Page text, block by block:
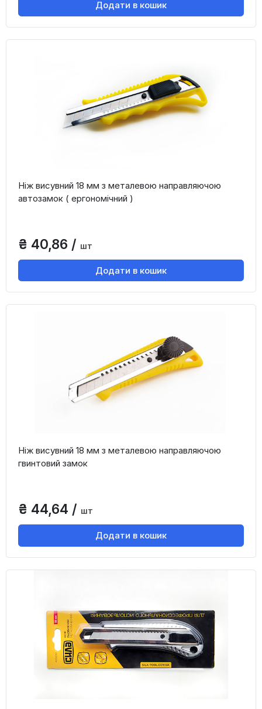
Додати в кошик
Ніж висувний 18 мм з металевою направляючою
автозамок ( ергономічний )
₴ 40,86 / шт
Додати в кошик
Ніж висувний 18 мм з металевою направляючою
гвинтовий замок
₴ 44,64 / шт
Додати в кошик